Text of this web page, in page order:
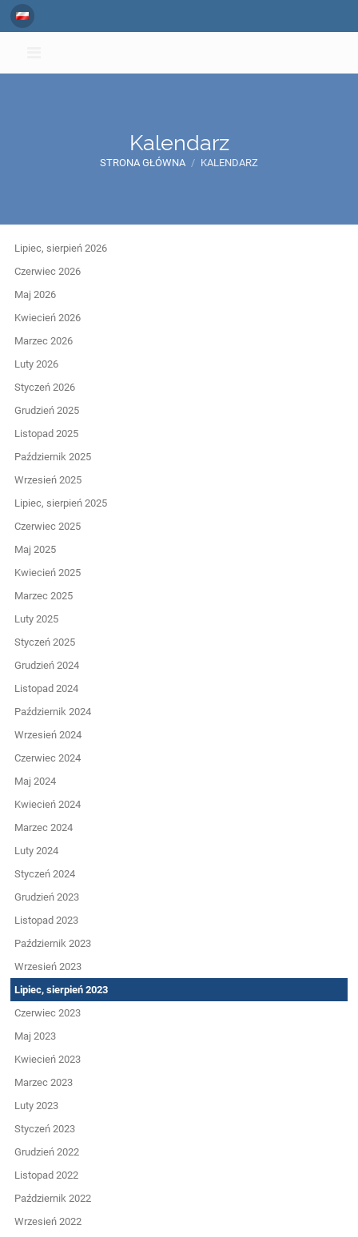
Kalendarz
STRONA GŁÓWNA / KALENDARZ
Kalendarz
Lipiec, sierpień 2026
Czerwiec 2026
Maj 2026
Kwiecień 2026
Marzec 2026
Luty 2026
Styczeń 2026
Grudzień 2025
Listopad 2025
Październik 2025
Wrzesień 2025
Lipiec, sierpień 2025
Czerwiec 2025
Maj 2025
Kwiecień 2025
Marzec 2025
Luty 2025
Styczeń 2025
Grudzień 2024
Listopad 2024
Październik 2024
Wrzesień 2024
Czerwiec 2024
Maj 2024
Kwiecień 2024
Marzec 2024
Luty 2024
Styczeń 2024
Grudzień 2023
Listopad 2023
Październik 2023
Wrzesień 2023
Lipiec, sierpień 2023
Czerwiec 2023
Maj 2023
Kwiecień 2023
Marzec 2023
Luty 2023
Styczeń 2023
Grudzień 2022
Listopad 2022
Październik 2022
Wrzesień 2022